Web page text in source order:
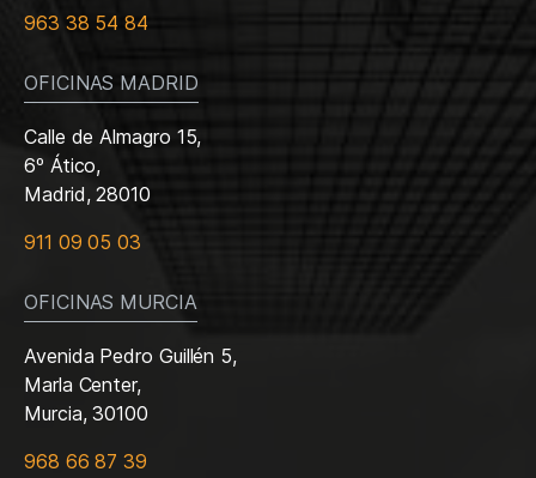
963 38 54 84
OFICINAS MADRID
Calle de Almagro 15,
6º Ático,
Madrid, 28010
911 09 05 03
OFICINAS MURCIA
Avenida Pedro Guillén 5,
Marla Center,
Murcia, 30100
968 66 87 39